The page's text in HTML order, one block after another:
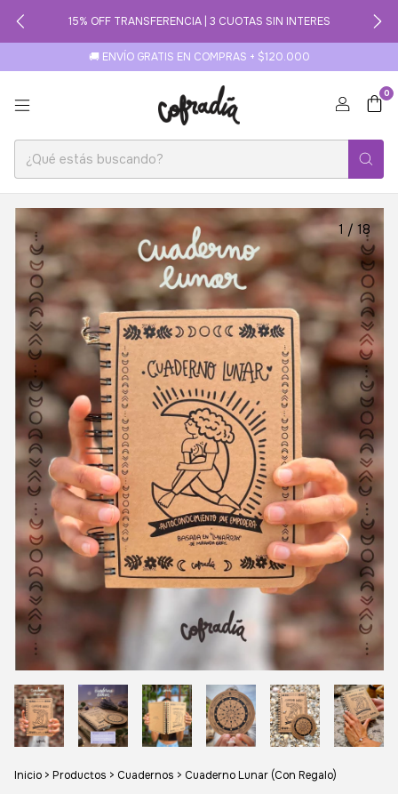
15% OFF TRANSFERENCIA | 3 CUOTAS SIN INTERES
🚚 ENVÍO GRATIS EN COMPRAS + $120.000
0
1 / 18
Inicio > Productos > Cuadernos > Cuaderno Lunar (Con Regalo)